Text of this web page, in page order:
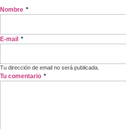
Nombre *
E-mail *
Tu dirección de email no será publicada.
Tu comentario *